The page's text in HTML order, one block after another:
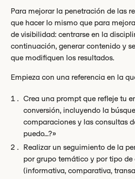
Para mejorar la penetración de las
que hacer lo mismo que para
de visibilidad: centrarse en la
continuación, generar contenido y
que modifiquen los resultados.
Empieza con una referencia en la
Crea una prompt que refleje tu
conversión, incluyendo la
comparaciones y las consultas
puedo...?»
Realizar un seguimiento de la
por grupo temático y por tipo de
(informativa, comparativa,